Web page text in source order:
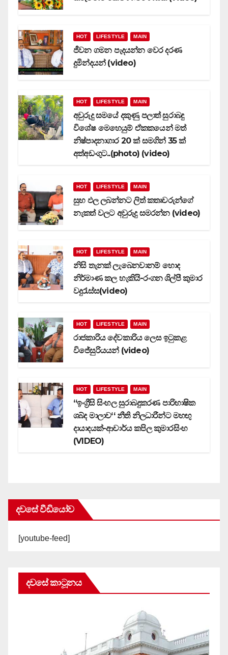
HOT LIFESTYLE MAIN
ජීවන ගමන පැදයන්න වෙර දරණ
දුමින්දයන් (video)
HOT LIFESTYLE MAIN
අවුරුදු සමයේ දකුණු පලාත් සුරාබදු
විශේෂ මෙහෙයුම් ඒකකයෙන් මත්
නිෂ්පාදනාගාර 20 ක් සමගින් 35 ක්
අත්අඩංගුට..(photo) (video)
HOT LIFESTYLE MAIN
සුභ ඵල ලබන්නට ලිත් කතෘවරුන්ගේ
නැකත් වලට අවුරුදු සමරන්න (video)
HOT LIFESTYLE MAIN
නිසි තැනක් ලැබෙනවානම් හොද
නිර්මාණ කල හැකියි-රංගන ශිල්පී කුමාර
වදුරැස්ස(video)
HOT LIFESTYLE MAIN
රාජකාරිය දේවකාරිය ලෙස ඉටුකළ
විජේසුරියයන් (video)
HOT LIFESTYLE MAIN
‘‘ඉංග්‍රීසි සිංහල සුරාබදුකරණ පාරිභාෂික
ශබ්ද මාලාව‘‘ නීති නිලධාරීන්ට මහඟු
දායාදයක්-ආචාර්ය කපිල කුමාරසිංහ
(VIDEO)
දවසේ වීඩියෝව
[youtube-feed]
දවසේ කාටූනය